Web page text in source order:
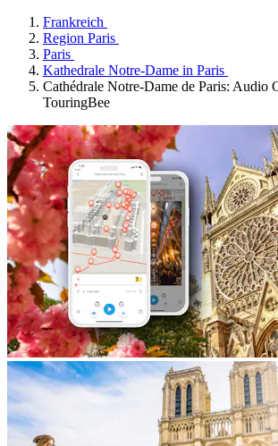
Frankreich
Region Paris
Paris
Kathedrale Notre-Dame in Paris
Cathédrale Notre-Dame de Paris: Audio
TouringBee